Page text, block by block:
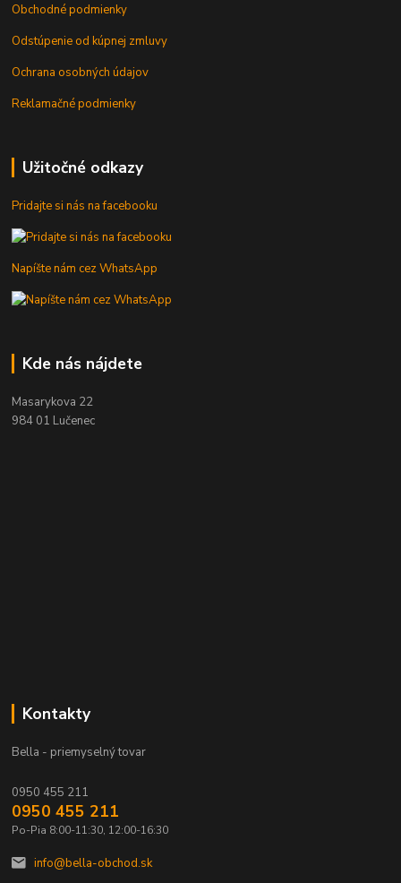
Obchodné podmienky
Odstúpenie od kúpnej zmluvy
Ochrana osobných údajov
Reklamačné podmienky
Užitočné odkazy
Pridajte si nás na facebooku
Napíšte nám cez WhatsApp
Kde nás nájdete
Masarykova 22
984 01 Lučenec
Kontakty
Bella - priemyselný tovar
0950 455 211
0950 455 211
Po-Pia 8:00-11:30, 12:00-16:30
info@bella-obchod.sk